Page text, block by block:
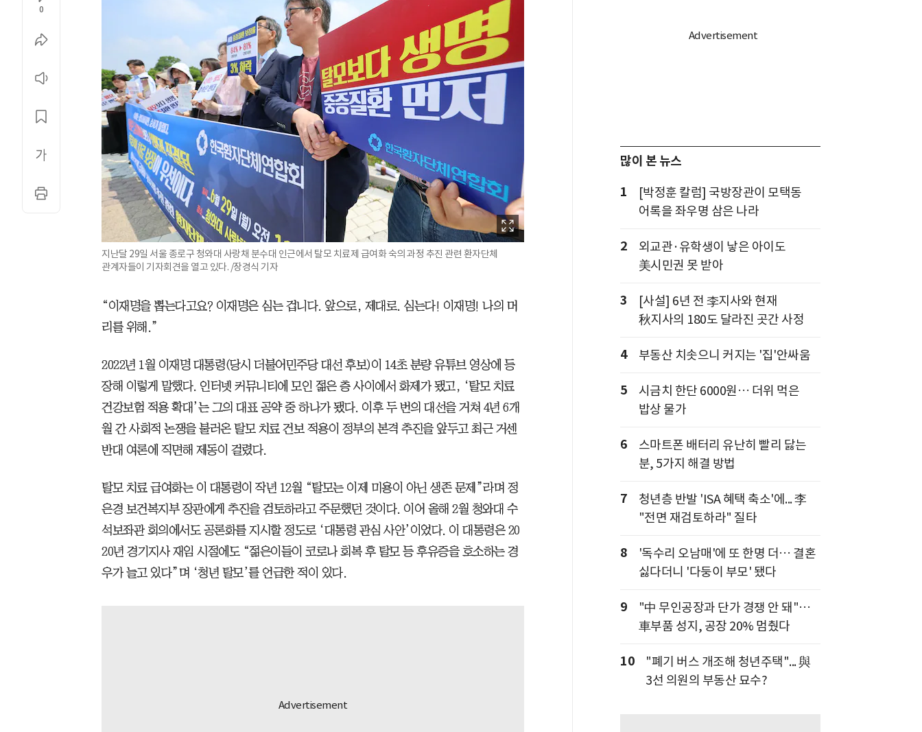
0
지난달 29일 서울 종로구 청와대 사랑채 분수대 인근에서 탈모 치료제 급여화 숙의 과정 추진 관련 환자단체
관계자들이 기자회견을 열고 있다. /장경식 기자
“이재명을 뽑는다고요? 이재명은 심는 겁니다. 앞으로, 제대로. 심는다! 이재명! 나의 머
리를 위해.”
2022년 1월 이재명 대통령(당시 더불어민주당 대선 후보)이 14초 분량 유튜브 영상에 등
장해 이렇게 말했다. 인터넷 커뮤니티에 모인 젊은 층 사이에서 화제가 됐고, ‘탈모 치료
건강보험 적용 확대’는 그의 대표 공약 중 하나가 됐다. 이후 두 번의 대선을 거쳐 4년 6개
월 간 사회적 논쟁을 불러온 탈모 치료 건보 적용이 정부의 본격 추진을 앞두고 최근 거센
반대 여론에 직면해 제동이 걸렸다.
탈모 치료 급여화는 이 대통령이 작년 12월 “탈모는 이제 미용이 아닌 생존 문제”라며 정
은경 보건복지부 장관에게 추진을 검토하라고 주문했던 것이다. 이어 올해 2월 청와대 수
석보좌관 회의에서도 공론화를 지시할 정도로 ‘대통령 관심 사안’이었다. 이 대통령은 20
20년 경기지사 재임 시절에도 “젊은이들이 코로나 회복 후 탈모 등 후유증을 호소하는 경
우가 늘고 있다”며 ‘청년 탈모’를 언급한 적이 있다.
많이 본 뉴스
1
[박정훈 칼럼] 국방장관이 모택동
어록을 좌우명 삼은 나라
2
외교관·유학생이 낳은 아이도
美시민권 못 받아
3
[사설] 6년 전 李지사와 현재
秋지사의 180도 달라진 곳간 사정
4 부동산 치솟으니 커지는 '집'안싸움
5
시금치 한단 6000원… 더위 먹은
밥상 물가
6
스마트폰 배터리 유난히 빨리 닳는
분, 5가지 해결 방법
7
청년층 반발 'ISA 혜택 축소'에... 李
"전면 재검토하라" 질타
8
'독수리 오남매'에 또 한명 더… 결혼
싫다더니 '다둥이 부모' 됐다
9
"中 무인공장과 단가 경쟁 안 돼"…
車부품 성지, 공장 20% 멈췄다
10
"폐기 버스 개조해 청년주택"... 與
3선 의원의 부동산 묘수?